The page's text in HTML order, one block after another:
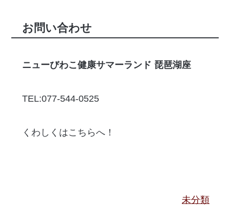
お問い合わせ
ニューびわこ健康サマーランド 琵琶湖座
TEL:077-544-0525
くわしくはこちらへ！
未分類